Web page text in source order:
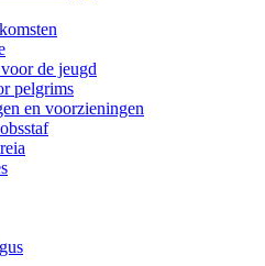
de jeugd
pelgrims
en voorzieningen